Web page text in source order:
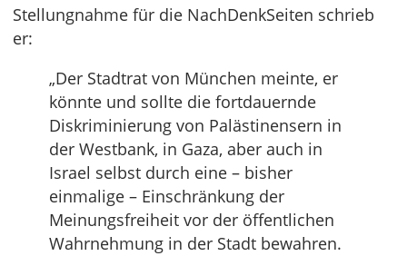
Stellungnahme für die NachDenkSeiten schrieb
er:
„Der Stadtrat von München meinte, er
könnte und sollte die fortdauernde
Diskriminierung von Palästinensern in
der Westbank, in Gaza, aber auch in
Israel selbst durch eine – bisher
einmalige – Einschränkung der
Meinungsfreiheit vor der öffentlichen
Wahrnehmung in der Stadt bewahren.